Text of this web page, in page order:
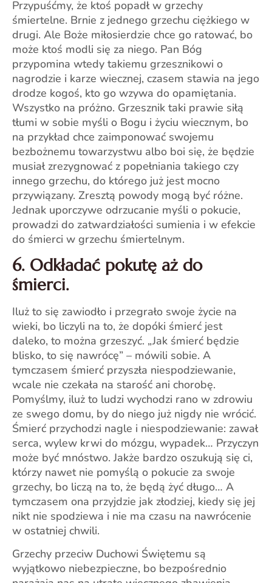
Przypuśćmy, że ktoś popadł w grzechy
śmiertelne. Brnie z jednego grzechu ciężkiego w
drugi. Ale Boże miłosierdzie chce go ratować, bo
może ktoś modli się za niego. Pan Bóg
przypomina wtedy takiemu grzesznikowi o
nagrodzie i karze wiecznej, czasem stawia na jego
drodze kogoś, kto go wzywa do opamiętania.
Wszystko na próżno. Grzesznik taki prawie siłą
tłumi w sobie myśli o Bogu i życiu wiecznym, bo
na przykład chce zaimponować swojemu
bezbożnemu towarzystwu albo boi się, że będzie
musiał zrezygnować z popełniania takiego czy
innego grzechu, do którego już jest mocno
przywiązany. Zresztą powody mogą być różne.
Jednak uporczywe odrzucanie myśli o pokucie,
prowadzi do zatwardziałości sumienia i w efekcie
do śmierci w grzechu śmiertelnym.
6. Odkładać pokutę aż do
śmierci.
Iluż to się zawiodło i przegrało swoje życie na
wieki, bo liczyli na to, że dopóki śmierć jest
daleko, to można grzeszyć. „Jak śmierć będzie
blisko, to się nawrócę” – mówili sobie. A
tymczasem śmierć przyszła niespodziewanie,
wcale nie czekała na starość ani chorobę.
Pomyślmy, iluż to ludzi wychodzi rano w zdrowiu
ze swego domu, by do niego już nigdy nie wrócić.
Śmierć przychodzi nagle i niespodziewanie: zawał
serca, wylew krwi do mózgu, wypadek… Przyczyn
może być mnóstwo. Jakże bardzo oszukują się ci,
którzy nawet nie pomyślą o pokucie za swoje
grzechy, bo liczą na to, że będą żyć długo… A
tymczasem ona przyjdzie jak złodziej, kiedy się jej
nikt nie spodziewa i nie ma czasu na nawrócenie
w ostatniej chwili.
Grzechy przeciw Duchowi Świętemu są
wyjątkowo niebezpieczne, bo bezpośrednio